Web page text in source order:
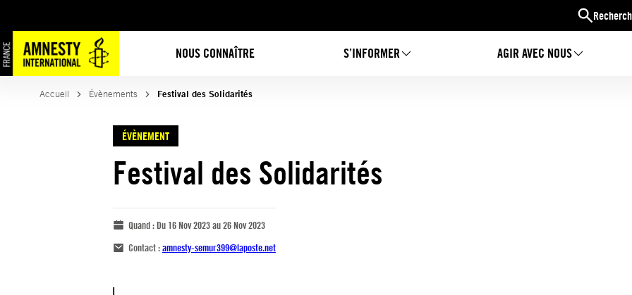
NOUS CONNAÎTRE S’INFORMER AGIR AVEC NOUS
Accueil Évènements Festival des Solidarités
ÉVÈNEMENT
Festival des Solidarités
Quand :Du 16 Nov 2023 au 26 Nov 2023
Contact :amnesty-semur399@laposte.net